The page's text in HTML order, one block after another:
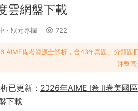
雲網盤下載
· 狀元專欄 722
AIME備考資源全解析，含43年真題、分類題
沖擊高
已更新： 2026年AIME I卷 II卷美國
下載